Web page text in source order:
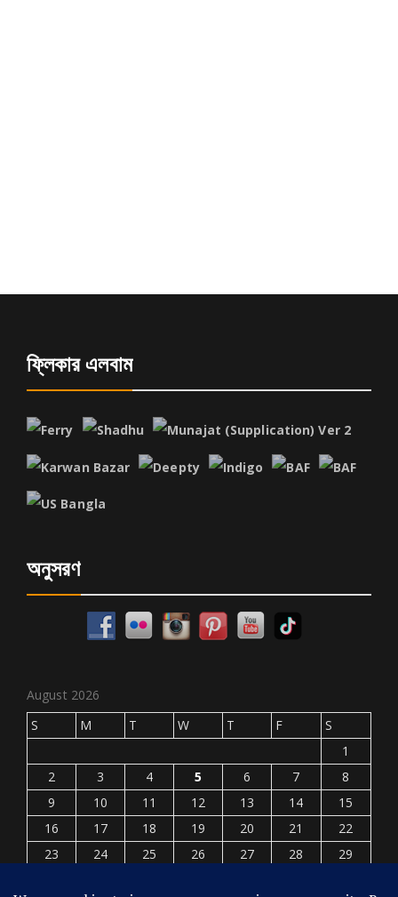
ফ্লিকার এলবাম
অনুসরণ
August 2026
S
M T W T F
S
1
2
3 4 5 6 7
8
9
10 11 12 13 14
15
16
17 18 19 20 21
22
23
24 25 26 27 28
29